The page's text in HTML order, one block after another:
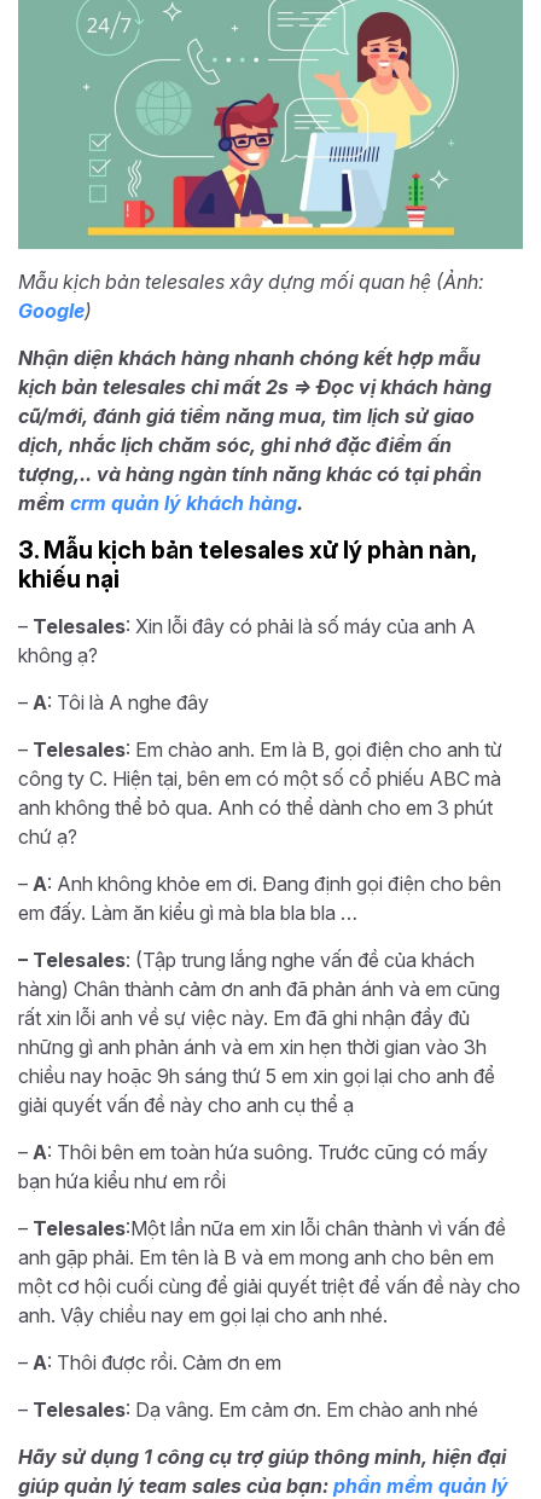
Mẫu kịch bản telesales xây dựng mối quan hệ (Ảnh:
Google)
Nhận diện khách hàng nhanh chóng kết hợp mẫu
kịch bản telesales chỉ mất 2s => Đọc vị khách hàng
cũ/mới, đánh giá tiềm năng mua, tìm lịch sử giao
dịch, nhắc lịch chăm sóc, ghi nhớ đặc điểm ấn
tượng,.. và hàng ngàn tính năng khác có tại phần
mềm crm quản lý khách hàng.
3. Mẫu kịch bản telesales xử lý phàn nàn,
khiếu nại
– Telesales: Xin lỗi đây có phải là số máy của anh A
không ạ?
– A: Tôi là A nghe đây
– Telesales: Em chào anh. Em là B, gọi điện cho anh từ
công ty C. Hiện tại, bên em có một số cổ phiếu ABC mà
anh không thể bỏ qua. Anh có thể dành cho em 3 phút
chứ ạ?
– A: Anh không khỏe em ơi. Đang định gọi điện cho bên
em đấy. Làm ăn kiểu gì mà bla bla bla …
– Telesales: (Tập trung lắng nghe vấn đề của khách
hàng) Chân thành cảm ơn anh đã phản ánh và em cũng
rất xin lỗi anh về sự việc này. Em đã ghi nhận đầy đủ
những gì anh phản ánh và em xin hẹn thời gian vào 3h
chiều nay hoặc 9h sáng thứ 5 em xin gọi lại cho anh để
giải quyết vấn đề này cho anh cụ thể ạ
– A: Thôi bên em toàn hứa suông. Trước cũng có mấy
bạn hứa kiểu như em rồi
– Telesales:Một lần nữa em xin lỗi chân thành vì vấn đề
anh gặp phải. Em tên là B và em mong anh cho bên em
một cơ hội cuối cùng để giải quyết triệt để vấn đề này cho
anh. Vậy chiều nay em gọi lại cho anh nhé.
– A: Thôi được rồi. Cảm ơn em
– Telesales: Dạ vâng. Em cảm ơn. Em chào anh nhé
Hãy sử dụng 1 công cụ trợ giúp thông minh, hiện đại
giúp quản lý team sales của bạn: phần mềm quản lý